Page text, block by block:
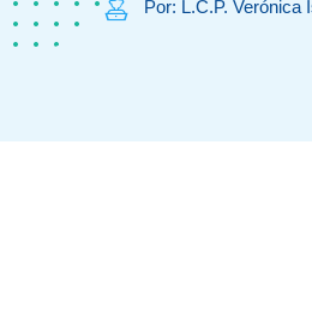
Por: L.C.P. Verónica